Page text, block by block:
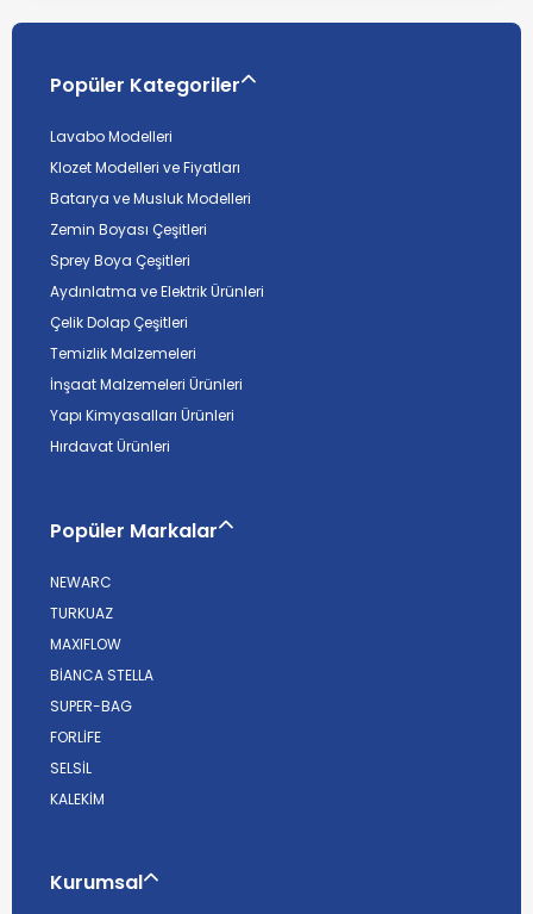
Popüler Kategoriler
Lavabo Modelleri
Klozet Modelleri ve Fiyatları
Batarya ve Musluk Modelleri
Zemin Boyası Çeşitleri
Sprey Boya Çeşitleri
Aydınlatma ve Elektrik Ürünleri
Çelik Dolap Çeşitleri
Temizlik Malzemeleri
İnşaat Malzemeleri Ürünleri
Yapı Kimyasalları Ürünleri
Hırdavat Ürünleri
Popüler Markalar
NEWARC
TURKUAZ
MAXIFLOW
BİANCA STELLA
SUPER-BAG
FORLİFE
SELSİL
KALEKİM
Kurumsal